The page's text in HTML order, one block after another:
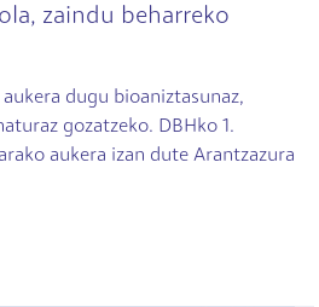
zaindu beharreko
dugu bioaniztasunaz,
gozatzeko. DBHko 1.
aukera izan dute Arantzazura